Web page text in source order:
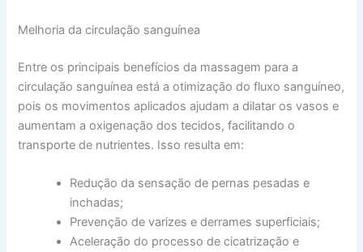
Melhoria da circulação sanguínea
Entre os principais benefícios da massagem para a
circulação sanguínea está a otimização do fluxo sanguíneo,
pois os movimentos aplicados ajudam a dilatar os vasos e
aumentam a oxigenação dos tecidos, facilitando o
transporte de nutrientes. Isso resulta em:
Redução da sensação de pernas pesadas e
inchadas;
Prevenção de varizes e derrames superficiais;
Aceleração do processo de cicatrização e